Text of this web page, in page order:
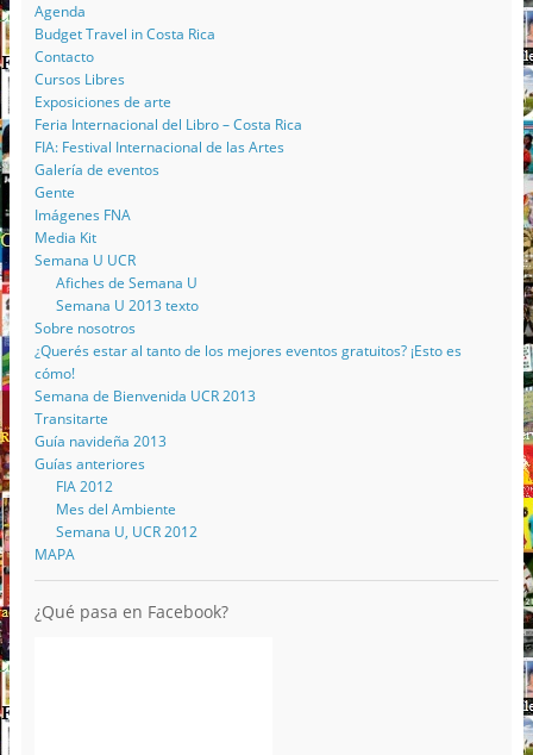
Agenda
Budget Travel in Costa Rica
Contacto
Cursos Libres
Exposiciones de arte
Feria Internacional del Libro – Costa Rica
FIA: Festival Internacional de las Artes
Galería de eventos
Gente
Imágenes FNA
Media Kit
Semana U UCR
Afiches de Semana U
Semana U 2013 texto
Sobre nosotros
¿Querés estar al tanto de los mejores eventos gratuitos? ¡Esto es
cómo!
Semana de Bienvenida UCR 2013
Transitarte
Guía navideña 2013
Guías anteriores
FIA 2012
Mes del Ambiente
Semana U, UCR 2012
MAPA
¿Qué pasa en Facebook?